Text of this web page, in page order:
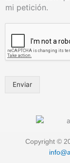
mi petición.
Enviar
Copyright ©